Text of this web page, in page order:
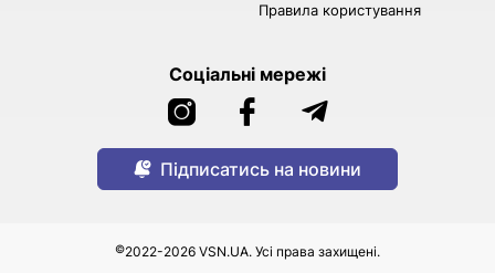
Правила користування
Соціальні мережі
Підписатись на новини
©2022-2026 VSN.UA. Усі права захищені.